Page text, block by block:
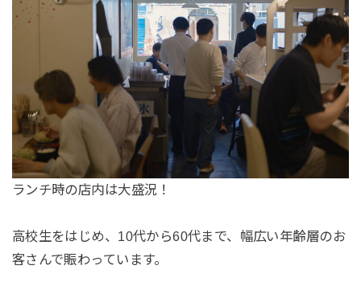
ランチ時の店内は大盛況！
高校生をはじめ、10代から60代まで、幅広い年齢層のお
客さんで賑わっています。